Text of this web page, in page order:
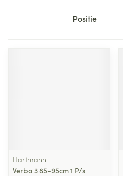
Sorteer op:
Hartmann
Verba 3 85-95cm 1 P/s